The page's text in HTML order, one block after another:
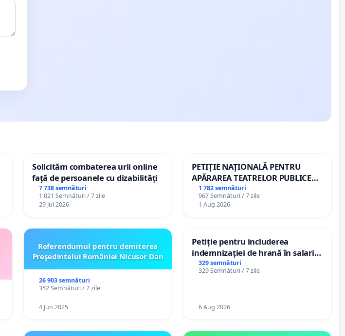
Solicităm combaterea urii online
față de persoanele cu dizabilități
7 738 semnături
1 021 Semnături / 7 zile
29 Jul 2026
PETIȚIE NAȚIONALĂ PENTRU
APĂRAREA TEATRELOR PUBLICE
DE REPERTORIU DIN ROMÂNIA
1 782 semnături
967 Semnături / 7 zile
1 Aug 2026
Referendumul pentru demiterea
Preşedintelui României Nicusor Dan
26 903 semnături
352 Semnături / 7 zile
4 Jun 2025
Petiție pentru includerea
indemnizației de hrană în salariul
de bază și protejarea gradațiilor
de vechime pentru asistenții
329 semnături
329 Semnături / 7 zile
6 Aug 2026